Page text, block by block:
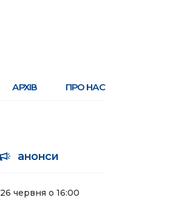
АРХІВ ПРО НАС
анонси
26 червня о 16:00